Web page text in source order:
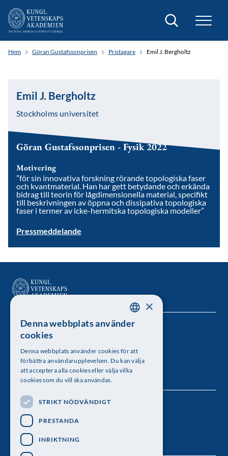
Sök
Hem Göran Gustafssonprisen Pristagare Emil J. Bergholtz
Emil J. Bergholtz
Stockholms universitet
Göran Gustafssonprisen - Fysik 2022
Motivering
”för sin innovativa forskning rörande topologiska faser
och kvantmaterial. Han har gett betydande och erkända
bidrag till teorin för lågdimensionella material, specifikt
till beskrivningen av öppna och dissipativa topologiska
faser i termer av icke-hermitska topologiska modeller”
Pressmeddelande
Kungl. Vetenskapsakademien
Besöksadress: Lilla Frescativägen 4A
Telefon: 08-673 95 00
Följ oss
SWEDISH
×
Denna webbplats använder
cookies
Denna webbplats använder cookies för att
förbättra användarupplevelsen. Du kan välja
att acceptera alla cookies eller välja vilka
cookies som du vill ska användas.
STRIKT NÖDVÄNDIGT
PRESTANDA
INRIKTNING